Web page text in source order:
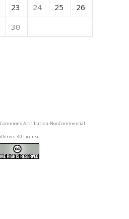
23 24 25
26
30
Attribution-NonCommercial-
3.0 License